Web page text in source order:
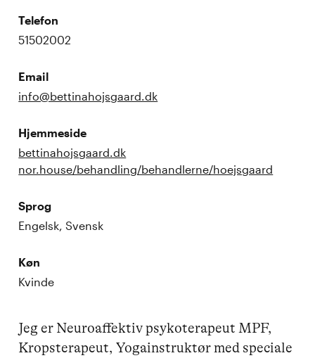
Telefon
51502002
Email
info@bettinahojsgaard.dk
Hjemmeside
bettinahojsgaard.dk
nor.house/behandling/behandlerne/hoejsgaard
Sprog
Engelsk, Svensk
Køn
Kvinde
Jeg er Neuroaffektiv psykoterapeut MPF,
Kropsterapeut, Yogainstruktør med speciale